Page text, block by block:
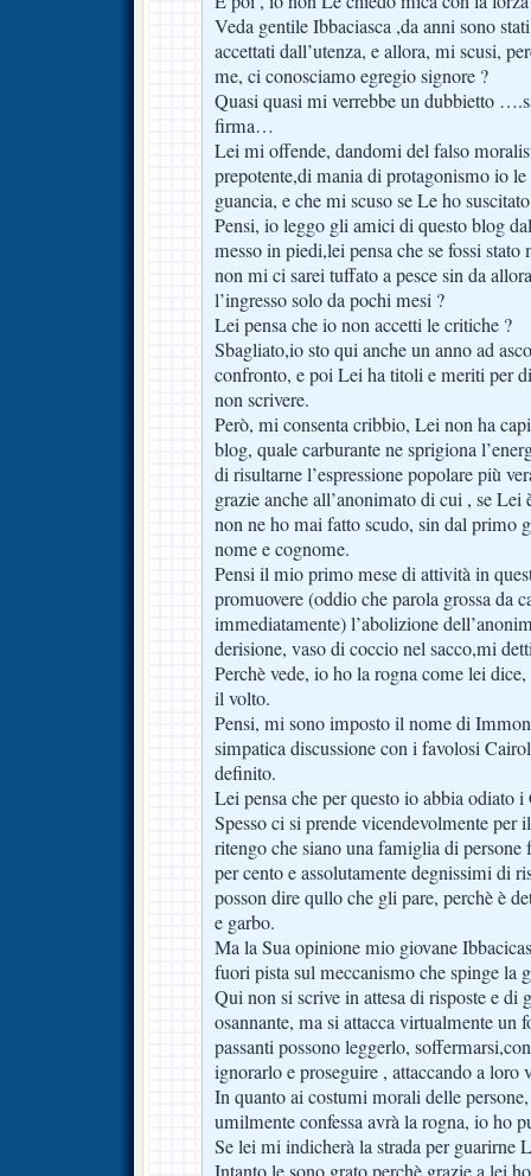
Veda gentile Ibbaciasca ,da anni sono
accettati dall’utenza, e allora, mi scusi,
me, ci conosciamo egregio signore ?
Quasi quasi mi verrebbe un dubbietto
firma…
Lei mi offende, dandomi del falso
prepotente,di mania di protagonismo io
guancia, e che mi scuso se Le ho
Pensi, io leggo gli amici di questo blog
messo in piedi,lei pensa che se fossi
non mi ci sarei tuffato a pesce sin da
l’ingresso solo da pochi mesi ?
Lei pensa che io non accetti le critiche ?
Sbagliato,io sto qui anche un anno ad
confronto, e poi Lei ha titoli e meriti per
non scrivere.
Però, mi consenta cribbio, Lei non ha
blog, quale carburante ne sprigiona
di risultarne l’espressione popolare più
grazie anche all’anonimato di cui , se Lei
non ne ho mai fatto scudo, sin dal primo
nome e cognome.
Pensi il mio primo mese di attività in
promuovere (oddio che parola grossa da
immediatamente) l’abolizione
derisione, vaso di coccio nel sacco,mi
Perchè vede, io ho la rogna come lei
il volto.
Pensi, mi sono imposto il nome di
simpatica discussione con i favolosi
definito.
Lei pensa che per questo io abbia odiato
Spesso ci si prende vicendevolmente per
ritengo che siano una famiglia di
per cento e assolutamente degnissimi di
posson dire qullo che gli pare, perchè è
e garbo.
Ma la Sua opinione mio giovane
fuori pista sul meccanismo che spinge la
Qui non si scrive in attesa di risposte e di
osannante, ma si attacca virtualmente un
passanti possono leggerlo,
ignorarlo e proseguire , attaccando a
In quanto ai costumi morali delle
umilmente confessa avrà la rogna, io ho
Se lei mi indicherà la strada per guarirne